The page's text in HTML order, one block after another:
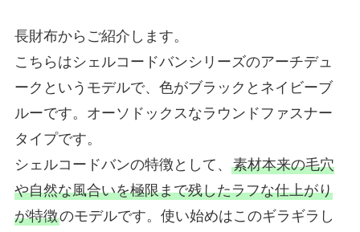
長財布からご紹介します。
こちらはシェルコードバンシリーズのアーチデュ
ークというモデルで、色がブラックとネイビーブ
ルーです。オーソドックスなラウンドファスナー
タイプです。
シェルコードバンの特徴として、 素材本来の毛穴
や自然な風合いを極限まで残したラフな仕上がり
が特徴のモデルです。使い始めはこのギラギラし